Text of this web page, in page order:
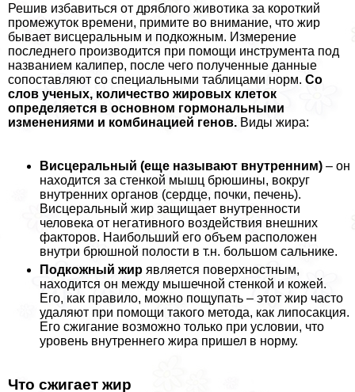
Решив избавиться от дряблого животика за короткий
промежуток времени, примите во внимание, что жир
бывает висцеральным и подкожным. Измерение
последнего производится при помощи инструмента под
названием калипер, после чего полученные данные
сопоставляют со специальными таблицами норм. Со
слов ученых, количество жировых клеток
определяется в основном гормональными
изменениями и комбинацией генов. Виды жира:
Висцеральный (еще называют внутренним) – он
находится за стенкой мышц брюшины, вокруг
внутренних органов (сердце, почки, печень).
Висцеральный жир защищает внутренности
человека от негативного воздействия внешних
факторов. Наибольший его объем расположен
внутри брюшной полости в т.н. большом сальнике.
Подкожный жир является поверхностным,
находится он между мышечной стенкой и кожей.
Его, как правило, можно пощупать – этот жир часто
удаляют при помощи такого метода, как липосакция.
Его сжигание возможно только при условии, что
уровень внутреннего жира пришел в норму.
Что сжигает жир